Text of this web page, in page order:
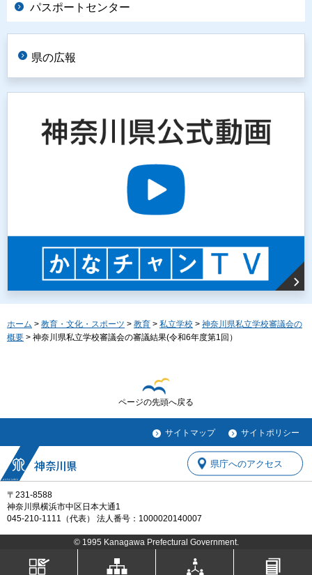
パスポートセンター
県の広報
ホーム > 教育・文化・スポーツ > 教育 > 私立学校 > 神奈川県私立学校審議会の
概要 > 神奈川県私立学校審議会の審議結果(令和6年度第1回）
ページの先頭へ戻る
サイトマップ サイトポリシー
〒231-8588
神奈川県横浜市中区日本大通1
045-210-1111（代表） 法人番号：1000020140007
県庁へのアクセス
© 1995 Kanagawa Prefectural Government.